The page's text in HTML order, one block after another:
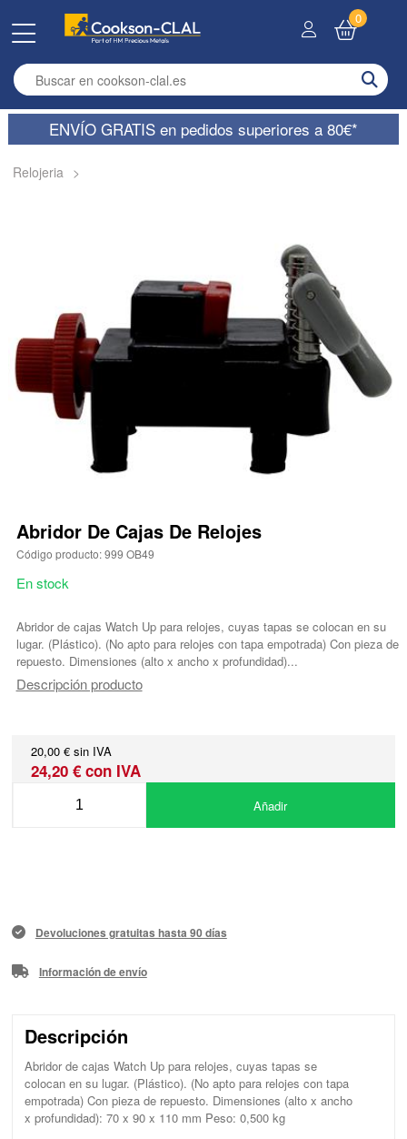
Enter search term
0
ENVÍO GRATIS en pedidos superiores a 80€*
Relojeria >
Abridor De Cajas De Relojes
Código producto: 999 OB49
En stock
Abridor de cajas Watch Up para relojes, cuyas tapas se colocan en su
lugar. (Plástico). (No apto para relojes con tapa empotrada) Con pieza de
repuesto. Dimensiones (alto x ancho x profundidad)...
Descripción producto
20,00 € sin IVA
24,20 € con IVA
Añadir
Devoluciones gratuitas hasta 90 días
Información de envío
Descripción
Abridor de cajas Watch Up para relojes, cuyas tapas se
colocan en su lugar. (Plástico). (No apto para relojes con tapa
empotrada) Con pieza de repuesto. Dimensiones (alto x ancho
x profundidad): 70 x 90 x 110 mm Peso: 0,500 kg